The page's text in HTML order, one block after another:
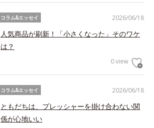
2026/06/18
コラム&エッセイ
人気商品が刷新！「小さくなった」そのワケ
は？
0 view
2026/06/18
コラム&エッセイ
ともだちは、プレッシャーを掛け合わない関
係が心地いい